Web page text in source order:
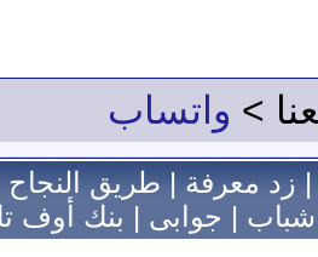
> واتساب
معرفة|طريق النجاح|
|جوابى |بنك أوف تك